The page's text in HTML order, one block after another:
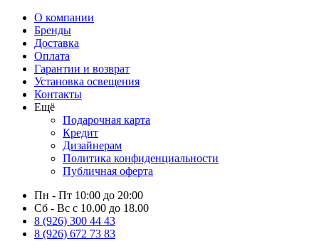
О компании
Бренды
Доставка
Оплата
Гарантии и возврат
Установка освещения
Контакты
Ещё
Подарочная карта
Кредит
Дизайнерам
Политика конфиденциальности
Публичная оферта
Пн - Пт 10:00 до 20:00
Сб - Вс с 10.00 до 18.00
8 (926) 300 44 43
8 (926) 672 73 83